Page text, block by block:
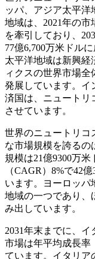
ッパ、アジア太平
地域は、2021年の市
を牽引しており、
77億6,700万米ドル
太平洋地域は新興経
ィクスの世界市場
発展しています。イ
済国は、ニュートリ
させています。
世界のニュートリコ
な市場規模を誇るの
規模は21億9300万
（CAGR）8%で42
います。ヨーロッパ
地域の一つであり、
み出しています。
2031年末までに、
市場は年平均成長率
ています。イタリア